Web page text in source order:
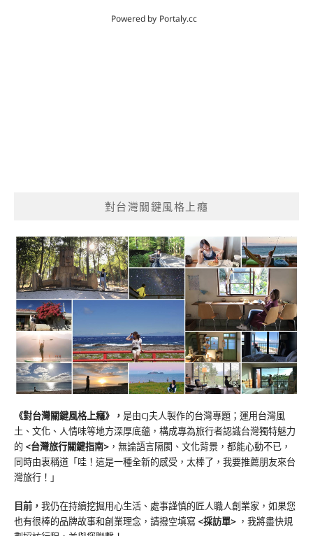
對台灣關鍵風格上癮
《對台灣關鍵風格上癮》 ， 是由CJ夫人製作的台灣專題；運用台灣風
土、文化、人情味等地方深厚底蘊，構成專為旅行者認識台灣獨特魅力
的 <台灣旅行關鍵指南> ，無論語言隔閡、文化背景，都能心動不已，
同時由衷稱道「哇！這是一種全新的感受，太棒了，我要推薦朋友來台
灣旅行！」
目前， 我仍在持續挖掘用心生活、處事謹慎的匠人職人創業家，如果您
也有很棒的品牌故事和創業理念，請撥空填寫 <採訪單> ，我將盡快規